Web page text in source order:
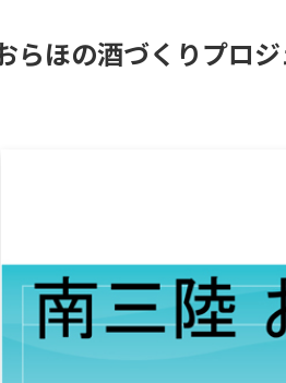
らほの酒づくりプロ